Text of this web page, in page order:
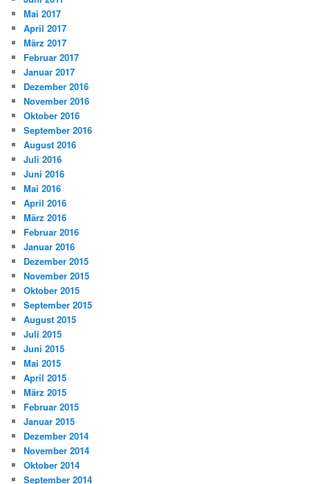
Mai 2017
April 2017
März 2017
Februar 2017
Januar 2017
Dezember 2016
November 2016
Oktober 2016
September 2016
August 2016
Juli 2016
Juni 2016
Mai 2016
April 2016
März 2016
Februar 2016
Januar 2016
Dezember 2015
November 2015
Oktober 2015
September 2015
August 2015
Juli 2015
Juni 2015
Mai 2015
April 2015
März 2015
Februar 2015
Januar 2015
Dezember 2014
November 2014
Oktober 2014
September 2014